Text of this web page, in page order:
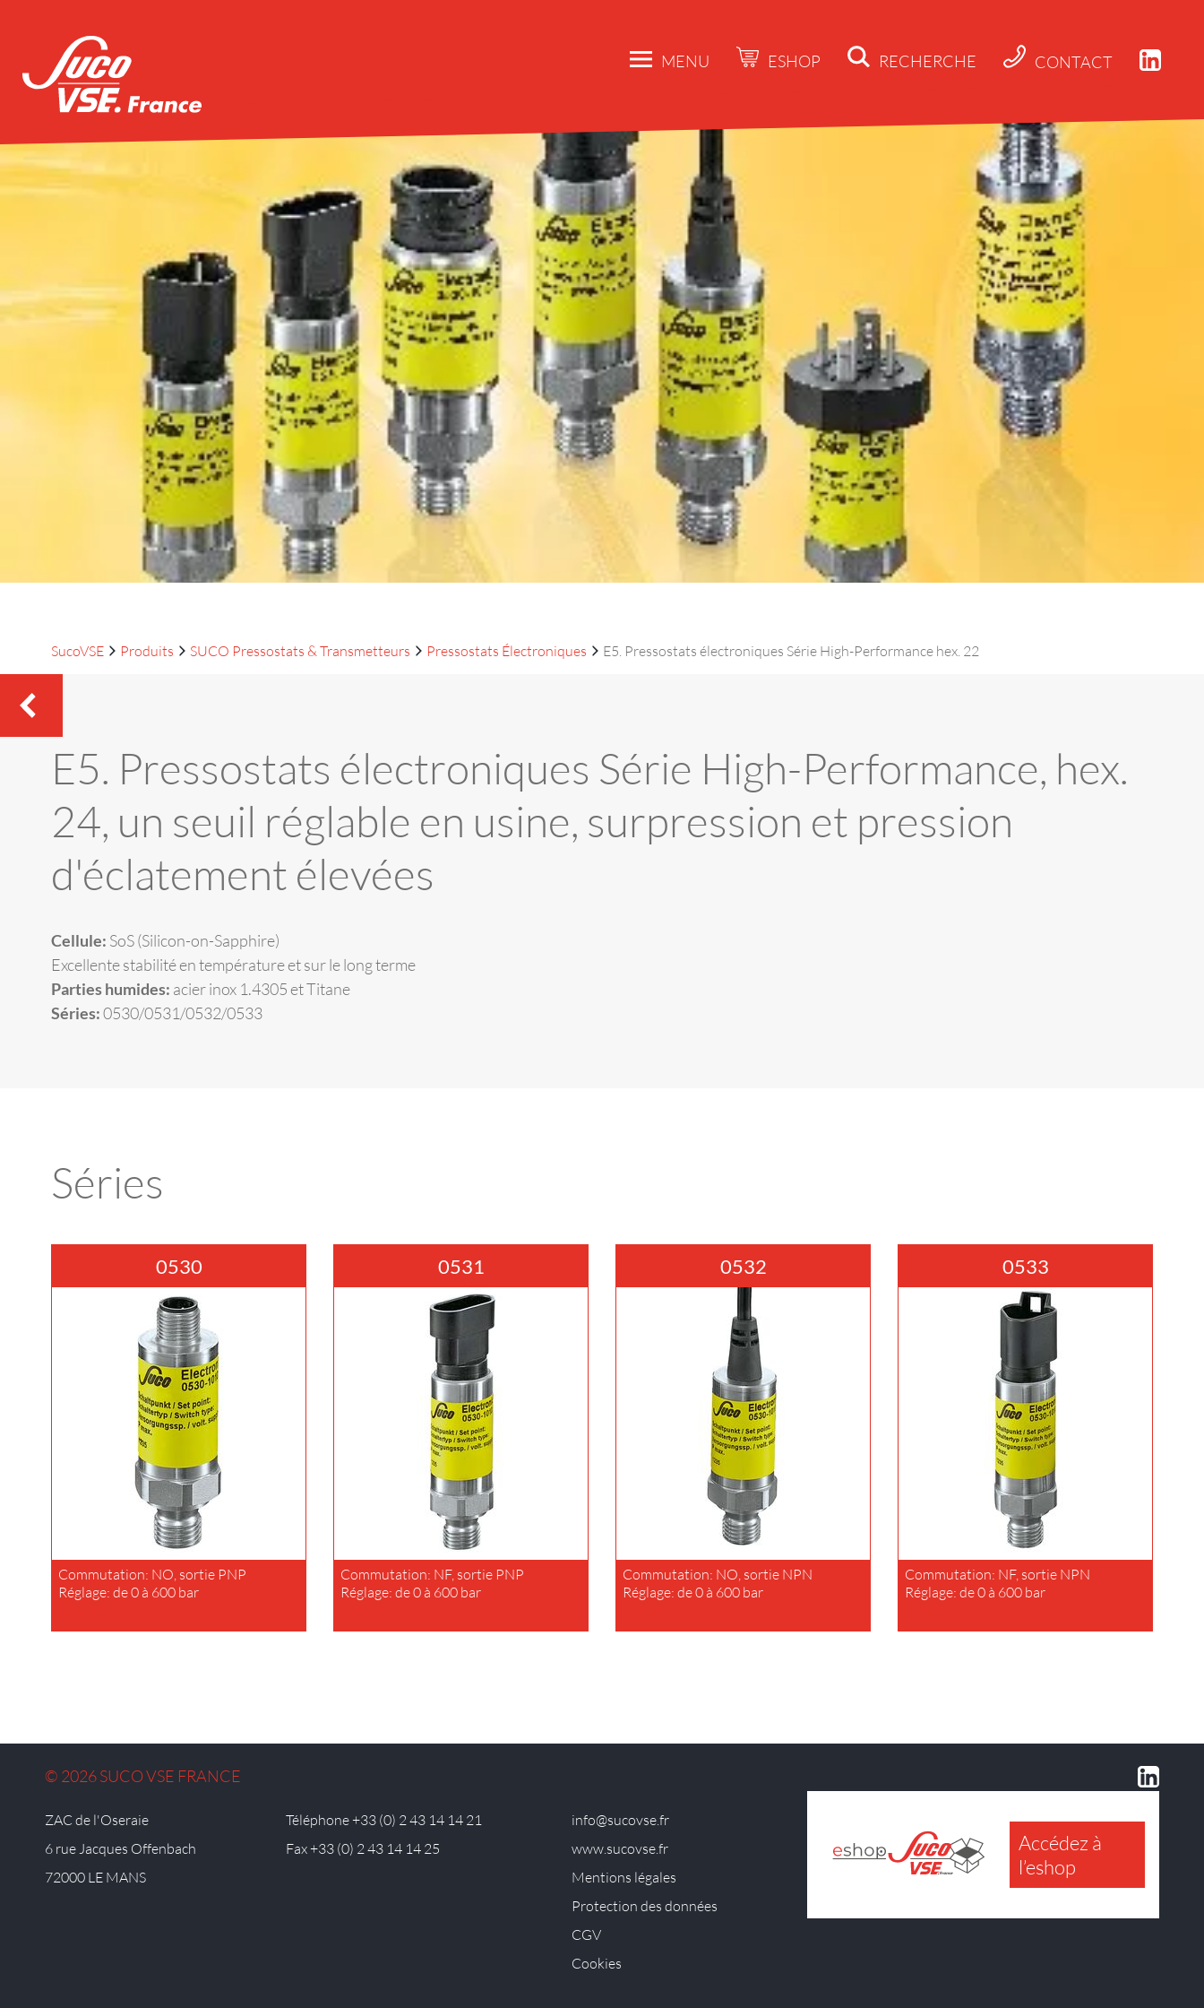
MENU ESHOP RECHERCHE CONTACT
SucoVSE Produits SUCO Pressostats & Transmetteurs Pressostats Électroniques E5. Pressostats électroniques Série High-Performance hex. 22
E5. Pressostats électroniques Série High-Performance, hex.
24, un seuil réglable en usine, surpression et pression
d'éclatement élevées
Cellule: SoS (Silicon-on-Sapphire)
Excellente stabilité en température et sur le long terme
Parties humides: acier inox 1.4305 et Titane
Séries:0530/0531/0532/0533
Séries
0530
Commutation: NO, sortie PNP
Réglage: de 0 à 600 bar
0531
Commutation: NF, sortie PNP
Réglage: de 0 à 600 bar
0532
Commutation: NO, sortie NPN
Réglage: de 0 à 600 bar
0533
Commutation: NF, sortie NPN
Réglage: de 0 à 600 bar
© 2026 SUCO VSE FRANCE
ZAC de l'Oseraie
6 rue Jacques Offenbach
72000 LE MANS
Téléphone +33 (0) 2 43 14 14 21
Fax +33 (0) 2 43 14 14 25
info@sucovse.fr
www.sucovse.fr
Mentions légales
Protection des données
CGV
Cookies
Accédez à
l’eshop
Actualités